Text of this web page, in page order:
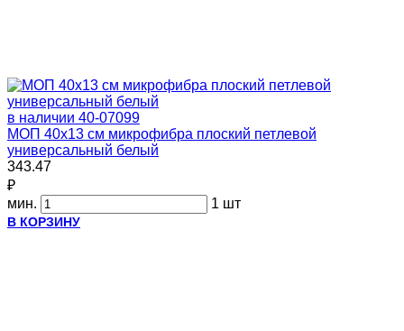
в наличии 40-07099
МОП 40х13 см микрофибра плоский петлевой
универсальный белый
343.47
₽
мин.
1 шт
В КОРЗИНУ